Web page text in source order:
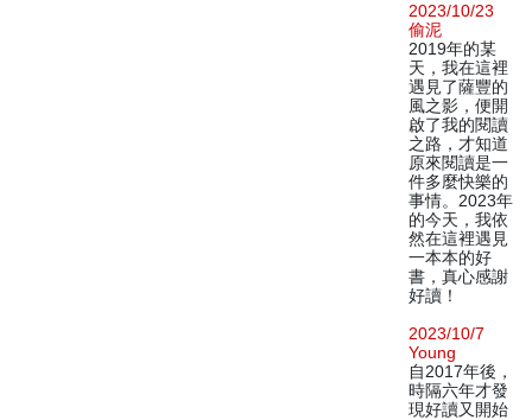
2023/10/23
偷泥
2019年的某
天，我在這裡
遇見了薩豐的
風之影，便開
啟了我的閱讀
之路，才知道
原來閱讀是一
件多麼快樂的
事情。2023年
的今天，我依
然在這裡遇見
一本本的好
書，真心感謝
好讀！
2023/10/7
Young
自2017年後，
時隔六年才發
現好讀又開始